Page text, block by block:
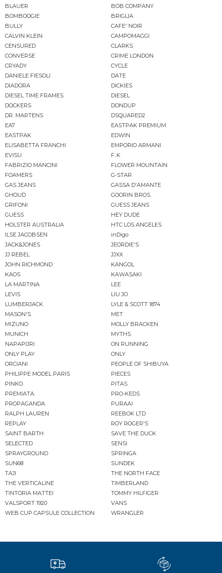
BLAUER
BOB COMPANY
BOMBOOGIE
BRIGLIA
BULLY
CAFE' NOIR
CALVIN KLEIN
CAMPOMAGGI
CENSURED
CLARKS
CONVERSE
CRIME LONDON
CRYADY
CYCLE
DANIELE FIESOLI
DATE
DIADORA
DICKIES
DIESEL TIME FRAMES
DIESEL
DOCKERS
DONDUP
DR. MARTENS
DSQUARED2
EA7
EASTPAK PREMIUM
EASTPAK
EDWIN
ELISABETTA FRANCHI
EMPORIO ARMANI
EVISU
F..K
FABRIZIO MANCINI
FLOWER MOUNTAIN
FOAMERS
G-STAR
GAS JEANS
GASSA D'AMANTE
GHOUD
GOORIN BROS.
GRIFONI
GUESS JEANS
GUESS
HEY DUDE
HOLSTER AUSTRALIA
HTC LOS ANGELES
ILSE JACOBSEN
inDigo
JACK&JONES
JEORDIE'S
JJ REBEL
JJXX
JOHN RICHMOND
KANGOL
KAOS
KAWASAKI
LA MARTINA
LEE
LEVIS
LIU JO
LUMBERJACK
LYLE & SCOTT 1874
MASON'S
MET
MIZUNO
MOLLY BRACKEN
MUNICH
MYTHS
NAPAPIJRI
ON RUNNING
ONLY PLAY
ONLY
ORCIANI
PEOPLE OF SHIBUYA
PHILIPPE MODEL PARIS
PIECES
PINKO
PITAS
PREMIATA
PRO-KEDS
PROPAGANDA
PURAAI
RALPH LAUREN
REEBOK LTD
REPLAY
ROY ROGER'S
SAINT BARTH
SAVE THE DUCK
SELECTED
SENSI
SPRAYGROUND
SPRINGA
SUN68
SUNDEK
TAJI
THE NORTH FACE
THE VERTICALINE
TIMBERLAND
TINTORIA MATTEI
TOMMY HILFIGER
VALSPORT 1920
VANS
WEB CUP CAPSULE COLLECTION
WRANGLER